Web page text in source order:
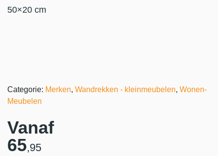
50×20 cm
Categorie: Merken, Wandrekken - kleinmeubelen, Wonen-
Meubelen
Vanaf
65,95